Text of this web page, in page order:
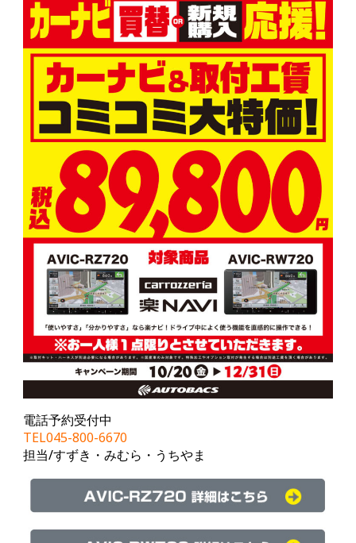
電話予約受付中
TEL045-800-6670
担当/すずき・みむら・うちやま